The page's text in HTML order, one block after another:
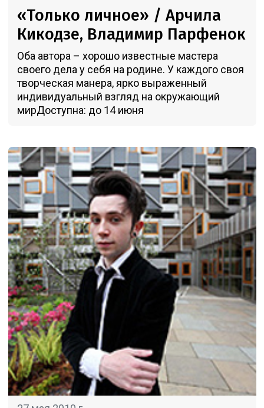
«Только личное» / Арчила
Кикодзе, Владимир Парфенок
Оба автора – хорошо известные мастера
своего дела у себя на родине. У каждого своя
творческая манера, ярко выраженный
индивидуальный взгляд на окружающий
мирДоступна: до 14 июня